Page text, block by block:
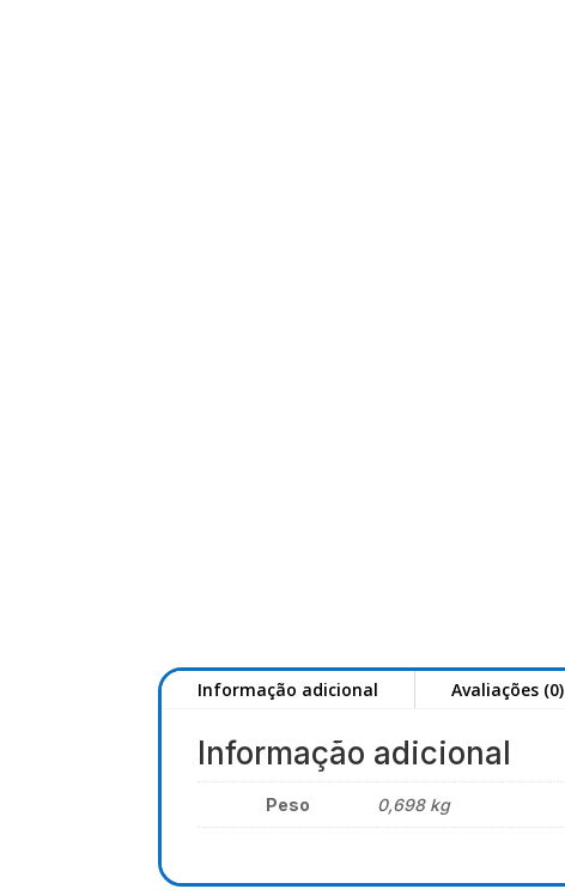
Informação adicional Avaliações (0)
Informação adicional
Peso 0,698 kg